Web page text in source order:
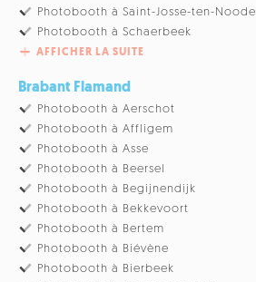
Photobooth à Saint-Josse-ten-Noode
Photobooth à Schaerbeek
AFFICHER LA SUITE
Brabant Flamand
Photobooth à Aerschot
Photobooth à Affligem
Photobooth à Asse
Photobooth à Beersel
Photobooth à Begijnendijk
Photobooth à Bekkevoort
Photobooth à Bertem
Photobooth à Biévène
Photobooth à Bierbeek